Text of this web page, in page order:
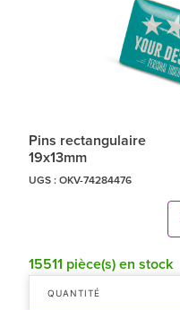
Pins rectangulaire
19x13mm
UGS : OKV-74284476
15511 pièce(s) en stock
QUANTITÉ